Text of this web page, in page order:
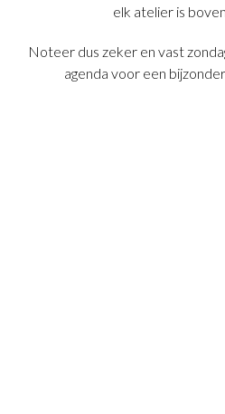
elk atelier is
Noteer dus zeker en vast
agenda voor een